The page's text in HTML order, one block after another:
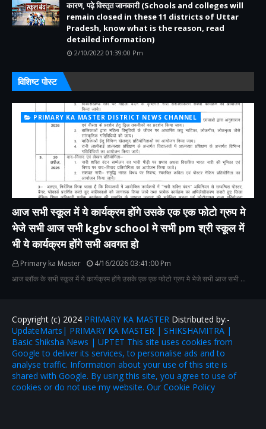
कारण, पढ़े विस्तृत जानकारी (Schools and colleges will
remain closed in these 11 districts of Uttar
Pradesh, know what is the reason, read
detailed information)
2/10/2022 01:39:00 Pm
विशिष्ट पोस्ट
PRIMARY KA MASTER DISTRICT NEWS CHANNEL
आज सभी स्कूल में ये कार्यक्रम होंगे उसके एक एक फोटो ग्रुप मे
भेजे सभी आज सभी kgbv school मे सभी pm श्री स्कूल में
भी ये कार्यक्रम होंगे सभी अवगत हो
Primary ka Master
4/16/2026 03:41:00 Pm
आज ब्लॉक के सभी स्कूल में ये कार्यक्रम होंगे उसके एक एक फोटो ग्रुप मे भेजे सभी आज सभी …
Copyright (c) 2024 PRIMARY KA MASTER Distributed by:-
UpdateMarts| PRIMARY KA MASTER | SHIKSHAMITRA |
Basic Shiksha News | UPTET This site uses cookies from
Google to deliver its services, to personalise ads and to
analyse traffic. Information about your use of this site is
shared with Google. By using this site, you agree to use of
cookies or do not use my website. Our Cookie Policy